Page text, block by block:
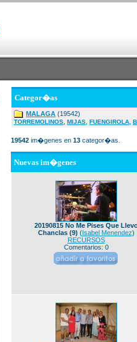
Categor�as
MALAGA (19542)
TORREMOLINOS MIJAS FUENGIROLA
19542 im�genes en 13 categor�as.
Nuevas im�genes
20190815 No Me Pises Que
Chanclas (9) (Isabel Menendez)
RECURSOS
Comentarios: 0